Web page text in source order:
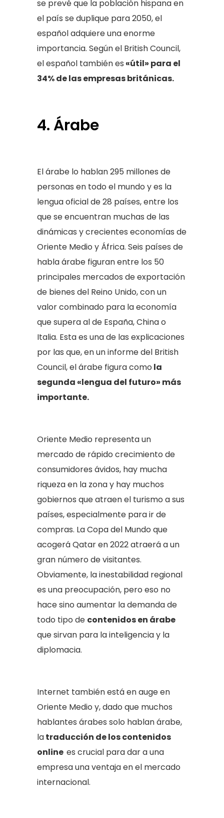
se prevé que la población hispana en
el país se duplique para 2050, el
español adquiere una enorme
importancia. Según el British Council,
el español también es «útil» para el
34% de las empresas británicas.
4. Árabe
El árabe lo hablan 295 millones de
personas en todo el mundo y es la
lengua oficial de 28 países, entre los
que se encuentran muchas de las
dinámicas y crecientes economías de
Oriente Medio y África. Seis países de
habla árabe figuran entre los 50
principales mercados de exportación
de bienes del Reino Unido, con un
valor combinado para la economía
que supera al de España, China o
Italia. Esta es una de las explicaciones
por las que, en un informe del British
Council, el árabe figura como la
segunda «lengua del futuro» más
importante.
Oriente Medio representa un
mercado de rápido crecimiento de
consumidores ávidos, hay mucha
riqueza en la zona y hay muchos
gobiernos que atraen el turismo a sus
países, especialmente para ir de
compras. La Copa del Mundo que
acogerá Qatar en 2022 atraerá a un
gran número de visitantes.
Obviamente, la inestabilidad regional
es una preocupación, pero eso no
hace sino aumentar la demanda de
todo tipo de contenidos en árabe
que sirvan para la inteligencia y la
diplomacia.
Internet también está en auge en
Oriente Medio y, dado que muchos
hablantes árabes solo hablan árabe,
latraducción de los contenidos
online es crucial para dar a una
empresa una ventaja en el mercado
internacional.